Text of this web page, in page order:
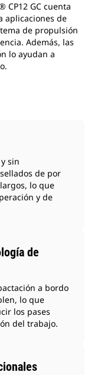
CP12 GC cuenta
aplicaciones de
de propulsión
Además, las
lo ayudan a
sin
de por
lo que
y de
de
a bordo
lo que
los pases
del trabajo.